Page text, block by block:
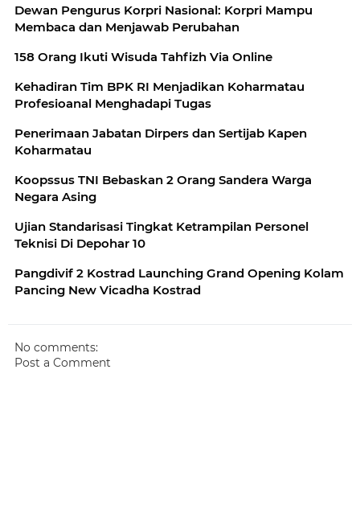
Dewan Pengurus Korpri Nasional: Korpri Mampu
Membaca dan Menjawab Perubahan
158 Orang Ikuti Wisuda Tahfizh Via Online
Kehadiran Tim BPK RI Menjadikan Koharmatau
Profesioanal Menghadapi Tugas
Penerimaan Jabatan Dirpers dan Sertijab Kapen
Koharmatau
Koopssus TNI Bebaskan 2 Orang Sandera Warga
Negara Asing
Ujian Standarisasi Tingkat Ketrampilan Personel
Teknisi Di Depohar 10
Pangdivif 2 Kostrad Launching Grand Opening Kolam
Pancing New Vicadha Kostrad
No comments:
Post a Comment